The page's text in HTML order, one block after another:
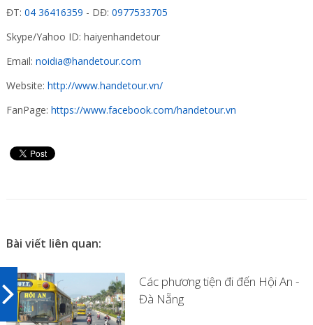
ĐT: 04 36416359 - DĐ: 0977533705
Skype/Yahoo ID: haiyenhandetour
Email: noidia@handetour.com
Website: http://www.handetour.vn/
FanPage: https://www.facebook.com/handetour.vn
Bài viết liên quan:
Các phương tiện đi đến Hội An -
Đà Nẵng